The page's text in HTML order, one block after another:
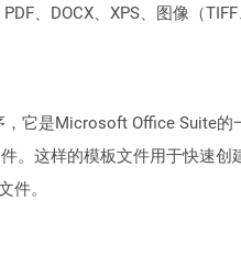
、DOCX、XPS、图像（TIFF
它是Microsoft Office Suite
。这样的模板文件用于快速创
件。